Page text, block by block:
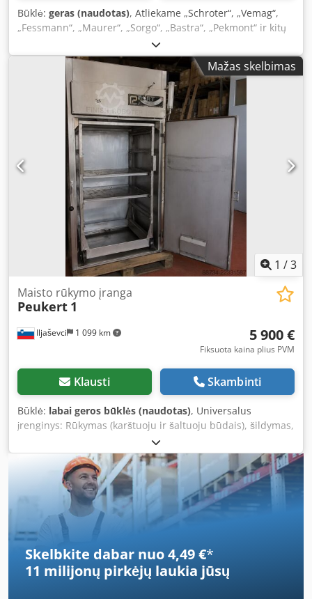
Būklė: geras (naudotas), Atliekame „Schroter“, „Vemag“,
„Fessmann“, „Maurer“, „Sorgo“, „Bastra“, „Pekmont“ ir kitų
gamintojų rūkymo, garinimo, fermentavimo ir kepimo
kamerų remonto bei pardavimo paslaugas: servo-
maszyny.pl/pl/komory-wedzarniczo-parzelnicze Dkjdpfjrb A
Nrex Afujr servo-maszyny.pl/pl/komory-dojrzewalnicze
Mažas skelbimas
1 /3
Iljaševci 1 099 km
Maisto rūkymo įranga
Peukert 1
5 900 €
Fiksuota kaina plius PVM
Klausti Skambinti
Būklė: labai geros būklės (naudotas), Universalus
įrenginys: Rūkymas (karštuoju ir šaltuoju būdais), šildymas,
virimas, dušas, kepimas, džiovinimas, garinimas ir kt.
Ventiliacija su 2 greičiais Branduolio temperatūros
matavimas ir valdymas Elektrinis šildymas: 13 kW Dkedpfx
Afszluhdouor Į komplektą įeina vežimėlis Pilnai veikiantis
Bet kuriuo metu galima atlikti bandomąjį paleidimą
Skelbkite dabar nuo 4,49 €*
11 milijonų pirkėjų laukia jūsų